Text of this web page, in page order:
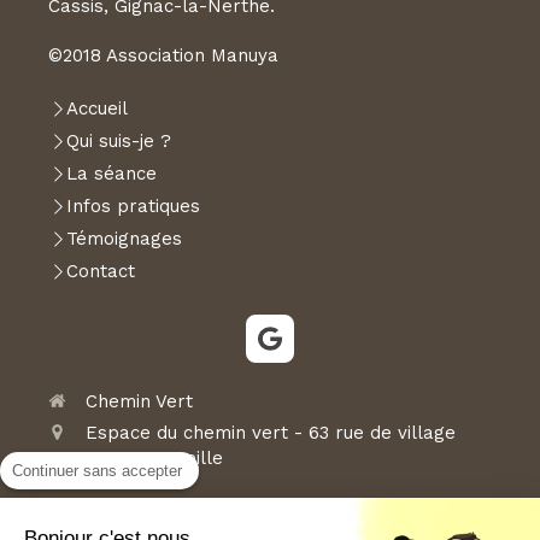
Cassis, Gignac-la-Nerthe.
©2018 Association Manuya
Accueil
Qui suis-je ?
La séance
Infos pratiques
Témoignages
Contact
Chemin Vert
Espace du chemin vert - 63 rue de village
13006 Marseille
Continuer sans accepter